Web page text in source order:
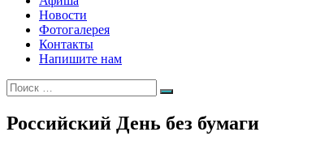
Новости
Фотогалерея
Контакты
Напишите нам
Искать:
Поиск
Российский День без бумаги